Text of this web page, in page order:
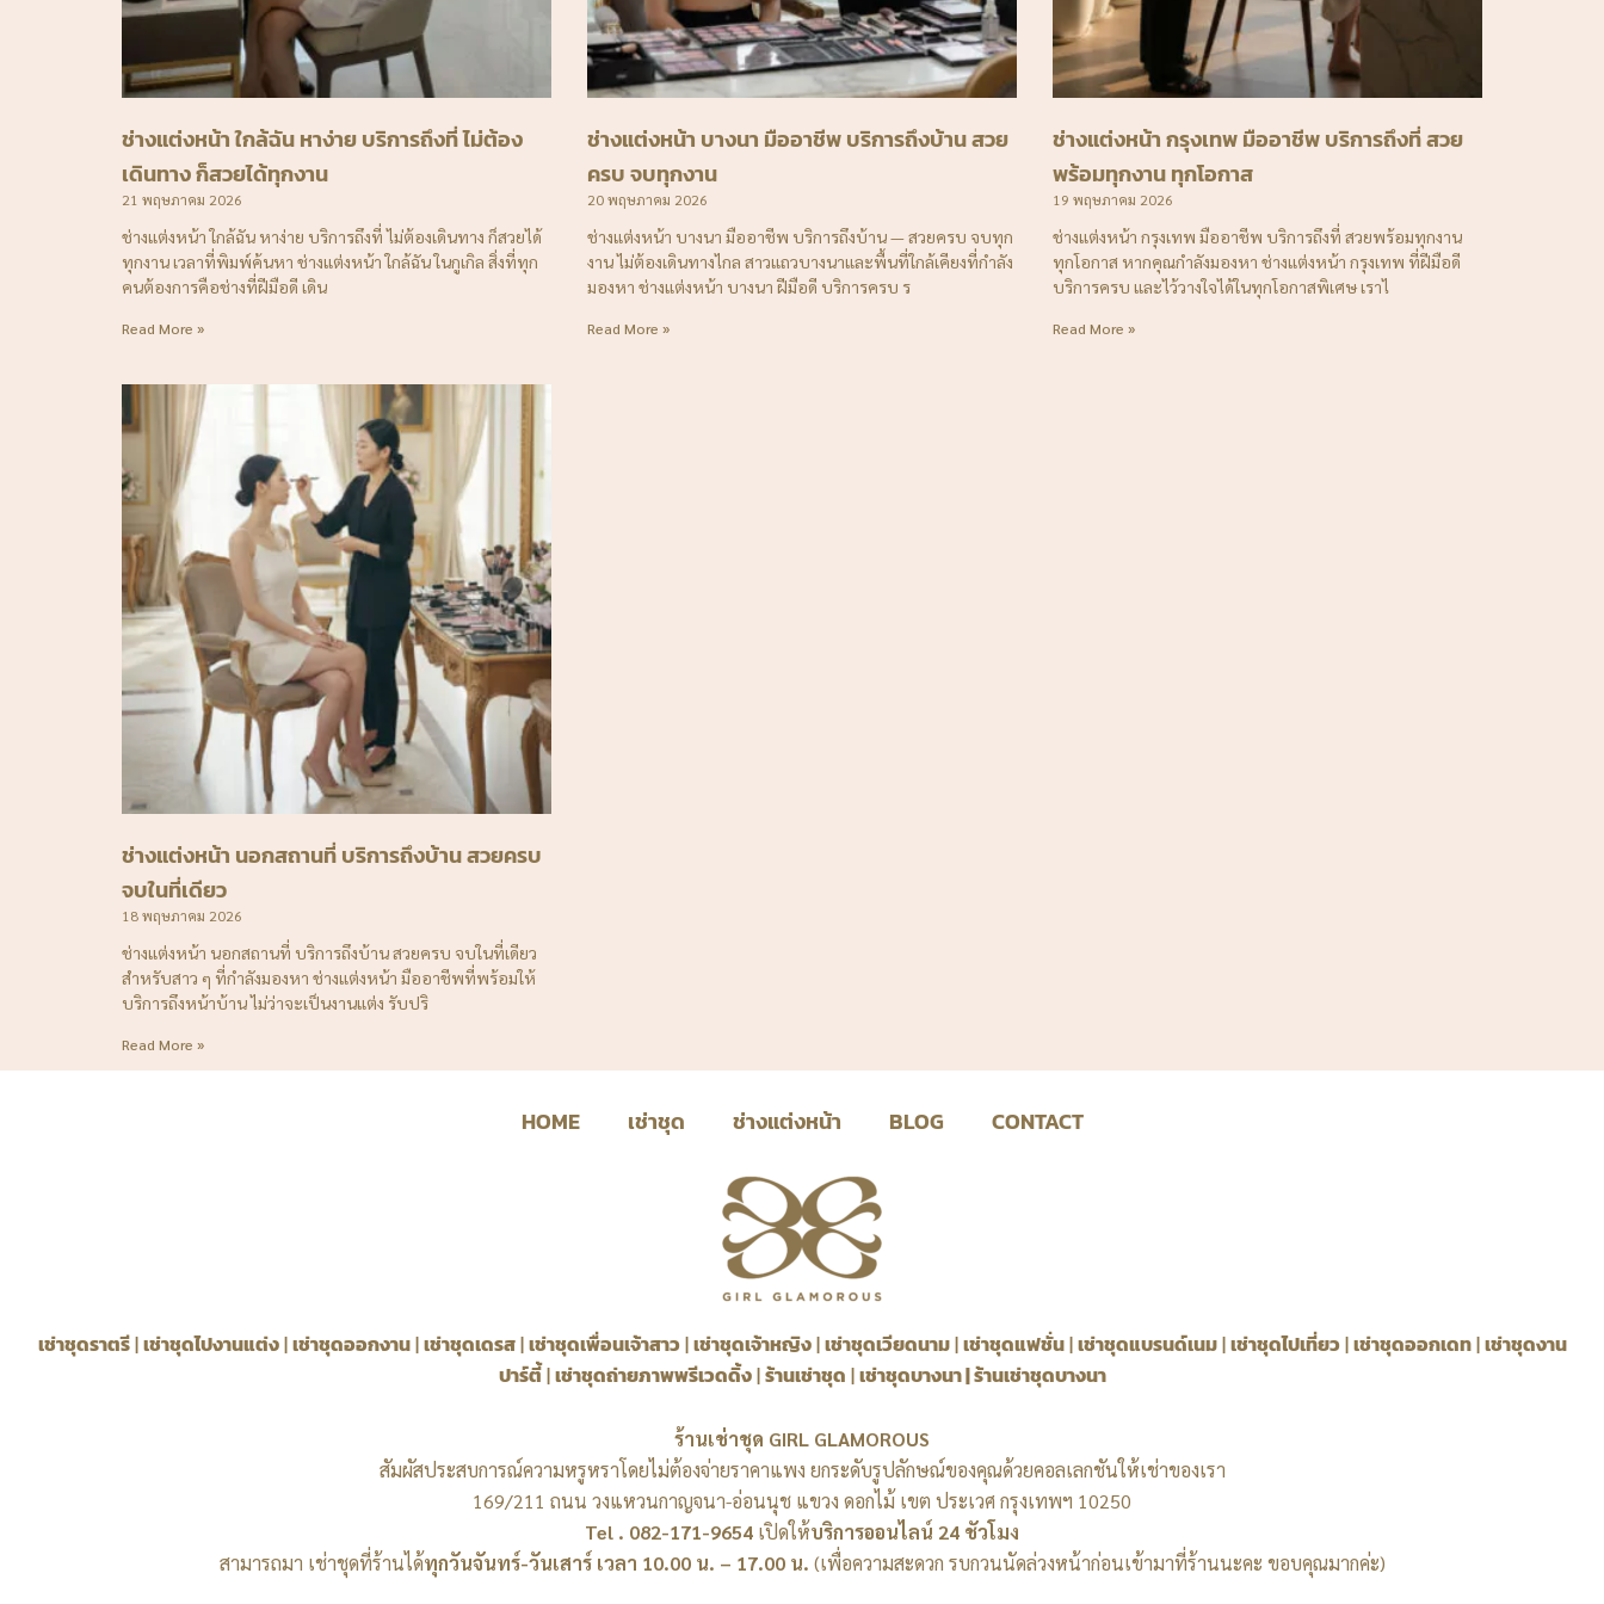
ช่างแต่งหน้า ใกล้ฉัน หาง่าย บริการถึงที่ ไม่ต้อง
เดินทาง ก็สวยได้ทุกงาน
21 พฤษภาคม 2026
ช่างแต่งหน้า ใกล้ฉัน หาง่าย บริการถึงที่ ไม่ต้องเดินทาง ก็สวยได้
ทุกงาน เวลาที่พิมพ์ค้นหา ช่างแต่งหน้า ใกล้ฉัน ในกูเกิล สิ่งที่ทุก
คนต้องการคือช่างที่ฝีมือดี เดิน
Read More »
ช่างแต่งหน้า บางนา มืออาชีพ บริการถึงบ้าน สวย
ครบ จบทุกงาน
20 พฤษภาคม 2026
ช่างแต่งหน้า บางนา มืออาชีพ บริการถึงบ้าน — สวยครบ จบทุก
งาน ไม่ต้องเดินทางไกล สาวแถวบางนาและพื้นที่ใกล้เคียงที่กำลัง
มองหา ช่างแต่งหน้า บางนา ฝีมือดี บริการครบ ร
Read More »
ช่างแต่งหน้า กรุงเทพ มืออาชีพ บริการถึงที่ สวย
พร้อมทุกงาน ทุกโอกาส
19 พฤษภาคม 2026
ช่างแต่งหน้า กรุงเทพ มืออาชีพ บริการถึงที่ สวยพร้อมทุกงาน
ทุกโอกาส หากคุณกำลังมองหา ช่างแต่งหน้า กรุงเทพ ที่ฝีมือดี
บริการครบ และไว้วางใจได้ในทุกโอกาสพิเศษ เราไ
Read More »
ช่างแต่งหน้า นอกสถานที่ บริการถึงบ้าน สวยครบ
จบในที่เดียว
18 พฤษภาคม 2026
ช่างแต่งหน้า นอกสถานที่ บริการถึงบ้าน สวยครบ จบในที่เดียว
สำหรับสาว ๆ ที่กำลังมองหา ช่างแต่งหน้า มืออาชีพที่พร้อมให้
บริการถึงหน้าบ้าน ไม่ว่าจะเป็นงานแต่ง รับปริ
Read More »
HOME เช่าชุด ช่างแต่งหน้า BLOG CONTACT
เช่าชุดราตรี|เช่าชุดไปงานแต่ง|เช่าชุดออกงาน|เช่าชุดเดรส|เช่าชุดเพื่อนเจ้าสาว|เช่าชุดเจ้าหญิง|เช่าชุดเวียดนาม|เช่าชุดแฟชั่น|เช่าชุดแบรนด์เนม|เช่าชุดไปเที่ยว|เช่าชุดออกเดท|เช่าชุดงาน
ปาร์ตี้|เช่าชุดถ่ายภาพพรีเวดดิ้ง|ร้านเช่าชุด |เช่าชุดบางนา|ร้านเช่าชุดบางนา
ร้านเช่าชุด GIRL GLAMOROUS
สัมผัสประสบการณ์ความหรูหราโดยไม่ต้องจ่ายราคาแพง ยกระดับรูปลักษณ์ของคุณด้วยคอลเลกชันให้เช่าของเรา
169/211 ถนน วงแหวนกาญจนา-อ่อนนุช แขวง ดอกไม้ เขต ประเวศ กรุงเทพฯ 10250
Tel . 082-171-9654 เปิดให้บริการออนไลน์ 24 ชัวโมง
สามารถมา เช่าชุดที่ร้านได้ทุกวันจันทร์-วันเสาร์ เวลา 10.00 น. – 17.00 น. (เพื่อความสะดวก รบกวนนัดล่วงหน้าก่อนเข้ามาที่ร้านนะคะ ขอบคุณมากค่ะ)